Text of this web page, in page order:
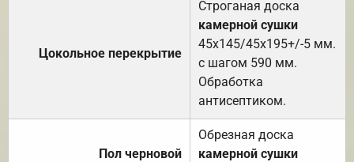
Цокольное перекрытие
Строганая доска
камерной сушки
45х145/45х195+/-5 мм.
с шагом 590 мм.
Обработка
антисептиком.
Пол черновой
Обрезная доска
камерной сушки